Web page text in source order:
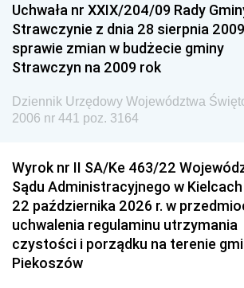
Dziennik Urzędowy Ministra
Dziennik Urzędowy Ministra
Dziennik Urzędowy Ministra do
Dziennik Urzędowy Agencji Wywiadu
Uchwała nr XXIX/204/09 Rady
Strawczynie z dnia 28 sierpnia
sprawie zmian w budżecie gminy
Strawczyn na 2009 rok
Dziennik Urzędowy Województwa
2006 nr 441 poz. 3164
Wyrok nr II SA/Ke 463/22
Sądu Administracyjnego w
22 października 2026 r. w
uchwalenia regulaminu utrzymania
czystości i porządku na terenie
Piekoszów